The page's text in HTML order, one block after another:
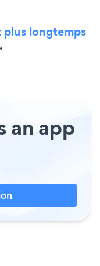
plus longtemps
an app